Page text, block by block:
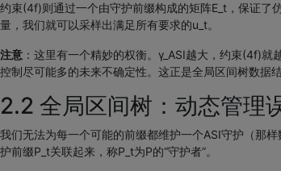
约束(4f)则通过一个由守护前缀构成的矩阵E_t，保证了
量，我们就可以采样出满足所有要求的u_t。
注意 ：这里有一个精妙的权衡。γ_ASI越大，约束(4f)
控制尽可能多的未来不确定性。这正是全局区间树数据
2.2 全局区间树：动态管理
我们无法为每一个可能的前缀都维护一个ASI守护（那
护前缀P_t关联起来，称P_t为P的“守护者”。